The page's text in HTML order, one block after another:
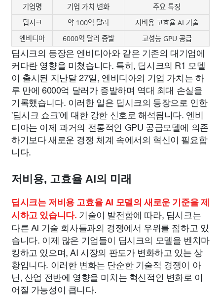
기업명 기업 가치 변화
주요 특징
딥시크
약 100억 달러
저비용 고효율 AI 기술
엔비디아
6000억 달러 증발 고성능 GPU 공급
딥시크의 등장은 엔비디아와 같은 기존의 대기업에
커다란 영향을 미쳤습니다. 특히, 딥시크의 R1 모델
이 출시된 지난달 27일, 엔비디아의 기업 가치는 하
루 만에 6000억 달러가 증발하며 역대 최대 손실을
기록했습니다. 이러한 일은 딥시크의 등장으로 인한
'딥시크 쇼크'에 대한 강한 신호로 해석됩니다. 엔비
디아는 이제 과거의 전통적인 GPU 공급모델에 의존
하기보다 새로운 경쟁 체계 속에서의 혁신이 필요합
니다.
저비용, 고효율 AI의 미래
딥시크는 저비용 고효율 AI 모델의 새로운 기준을 제
시하고 있습니다. 기술이 발전함에 따라, 딥시크는
다른 AI 기술 회사들과의 경쟁에서 우위를 점하고 있
습니다. 이제 많은 기업들이 딥시크의 모델을 벤치마
킹하고 있으며, AI 시장의 판도가 변화하고 있는 상
황입니다. 이러한 변화는 단순한 기술적 경쟁이 아
닌, 산업 전반에 영향을 미치는 혁신적인 변화로 이
어질 가능성이 큽니다.